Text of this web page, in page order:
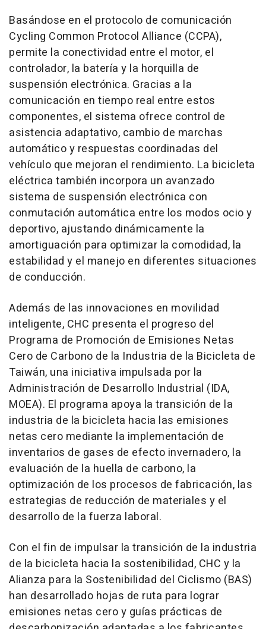
Basándose en el protocolo de comunicación
Cycling Common Protocol Alliance (CCPA),
permite la conectividad entre el motor, el
controlador, la batería y la horquilla de
suspensión electrónica. Gracias a la
comunicación en tiempo real entre estos
componentes, el sistema ofrece control de
asistencia adaptativo, cambio de marchas
automático y respuestas coordinadas del
vehículo que mejoran el rendimiento. La bicicleta
eléctrica también incorpora un avanzado
sistema de suspensión electrónica con
conmutación automática entre los modos ocio y
deportivo, ajustando dinámicamente la
amortiguación para optimizar la comodidad, la
estabilidad y el manejo en diferentes situaciones
de conducción.
Además de las innovaciones en movilidad
inteligente, CHC presenta el progreso del
Programa de Promoción de Emisiones Netas
Cero de Carbono de la Industria de la Bicicleta de
Taiwán, una iniciativa impulsada por la
Administración de Desarrollo Industrial (IDA,
MOEA). El programa apoya la transición de la
industria de la bicicleta hacia las emisiones
netas cero mediante la implementación de
inventarios de gases de efecto invernadero, la
evaluación de la huella de carbono, la
optimización de los procesos de fabricación, las
estrategias de reducción de materiales y el
desarrollo de la fuerza laboral.
Con el fin de impulsar la transición de la industria
de la bicicleta hacia la sostenibilidad, CHC y la
Alianza para la Sostenibilidad del Ciclismo (BAS)
han desarrollado hojas de ruta para lograr
emisiones netas cero y guías prácticas de